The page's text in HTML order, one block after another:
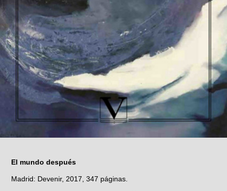
El mundo después
Madrid: Devenir, 2017, 347 páginas.